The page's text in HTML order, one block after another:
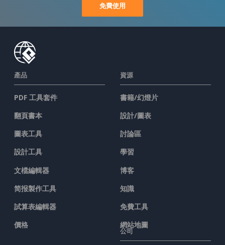
免費使用
產品
PDF 工具套件
翻頁書本
圖表工具
設計工具
文檔編輯器
简报製作工具
試算表編輯器
價格
資源
書籍/幻燈片
設計/圖表
討論區
學習
博客
知識
免費工具
網站地圖
公司